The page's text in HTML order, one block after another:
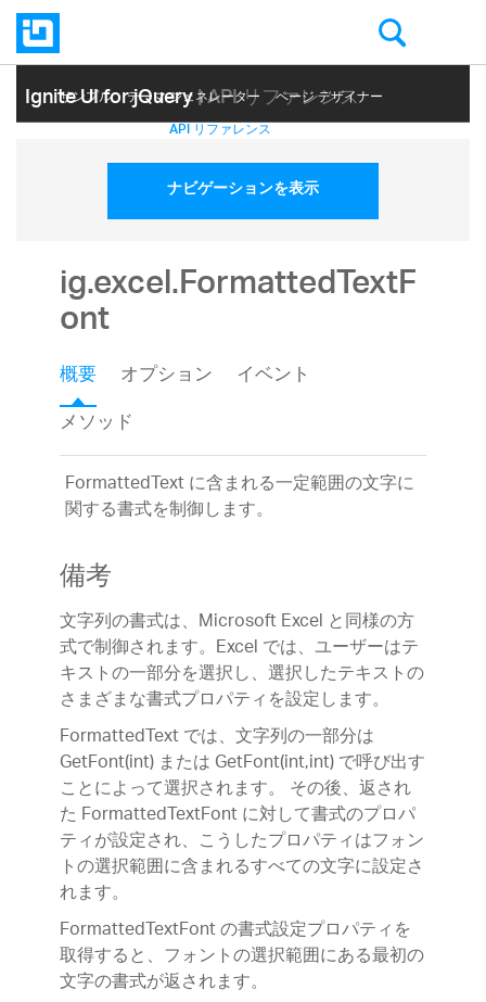
Ignite UI for jQuery| API リファレンス
サンプル テーマ ジェネレーター ページ デザイナー
ヘルプ トピック API リファレンス
ナビゲーションを表示
ig.excel.FormattedTextF
ont
概要 オプション
イベント
メソッド
FormattedText に含まれる一定範囲の文字に
関する書式を制御します。
備考
文字列の書式は、Microsoft Excel と同様の方
式で制御されます。Excel では、ユーザーはテ
キストの一部分を選択し、選択したテキストの
さまざまな書式プロパティを設定します。
FormattedText では、文字列の一部分は
GetFont(int) または GetFont(int,int) で呼び出す
ことによって選択されます。 その後、返され
た FormattedTextFont に対して書式のプロパ
ティが設定され、こうしたプロパティはフォン
トの選択範囲に含まれるすべての文字に設定さ
れます。
FormattedTextFont の書式設定プロパティを
取得すると、フォントの選択範囲にある最初の
文字の書式が返されます。